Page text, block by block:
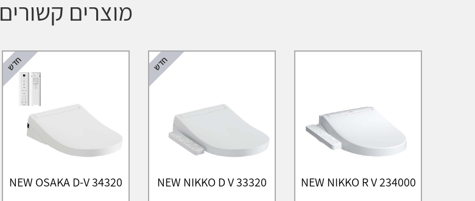
מוצרים קשורים
NEW NIKKO R V 234000
חדש
NEW NIKKO D V 33320
חדש
NEW OSAKA D-V 34320